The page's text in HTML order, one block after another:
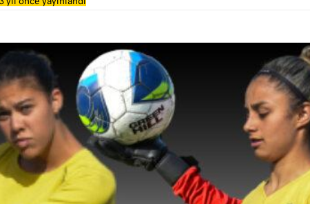
yıl önce yayınlandı